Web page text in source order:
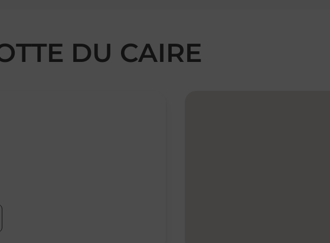
DU CAIRE